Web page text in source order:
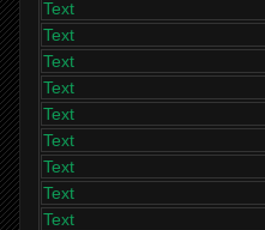
Text
Text
Text
Text
Text
Text
Text
Text
Text